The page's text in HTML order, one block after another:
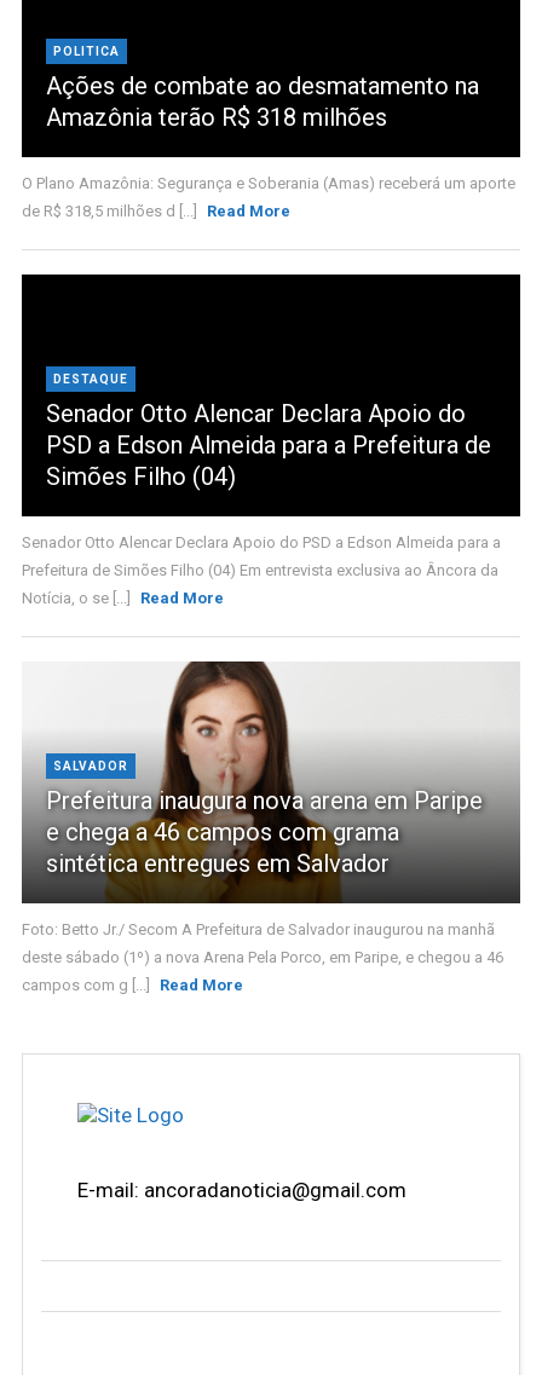
POLITICA
Ações de combate ao desmatamento na
Amazônia terão R$ 318 milhões
O Plano Amazônia: Segurança e Soberania (Amas) receberá um aporte
de R$ 318,5 milhões d [...]
Read More
DESTAQUE
Senador Otto Alencar Declara Apoio do
PSD a Edson Almeida para a Prefeitura de
Simões Filho (04)
Senador Otto Alencar Declara Apoio do PSD a Edson Almeida para a
Prefeitura de Simões Filho (04) Em entrevista exclusiva ao Âncora da
Notícia, o se [...]
Read More
SALVADOR
Prefeitura inaugura nova arena em Paripe
e chega a 46 campos com grama
sintética entregues em Salvador
Foto: Betto Jr./ Secom A Prefeitura de Salvador inaugurou na manhã
deste sábado (1º) a nova Arena Pela Porco, em Paripe, e chegou a 46
campos com g [...]
Read More
E-mail: ancoradanoticia@gmail.com